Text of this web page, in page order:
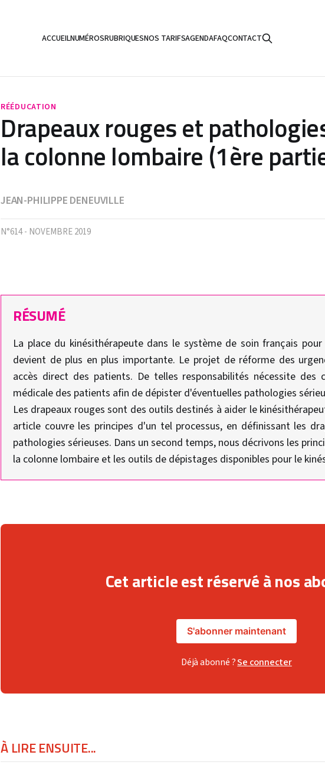
ACCUEILNUMÉROSRUBRIQUESNOS TARIFSAGENDAFAQCONTACT
RÉÉDUCATION
Drapeaux rouges et
la colonne lombaire (1ère
JEAN-PHILIPPE DENEUVILLE
N°614 - NOVEMBRE 2019
RÉSUMÉ
La place du kinésithérapeute dans le système de soin français
devient de plus en plus importante. Le projet de réforme des
accès direct des patients. De telles responsabilités nécessite des
médicale des patients afin de dépister d'éventuelles pathologies
Les drapeaux rouges sont des outils destinés à aider le
article couvre les principes d'un tel processus, en définissant les
pathologies sérieuses. Dans un second temps, nous décrivons les
la colonne lombaire et les outils de dépistages disponibles pour le
Cet article est réservé à nos
S'abonner maintenant
Déjà abonné ?Se connecter
À LIRE ENSUITE...